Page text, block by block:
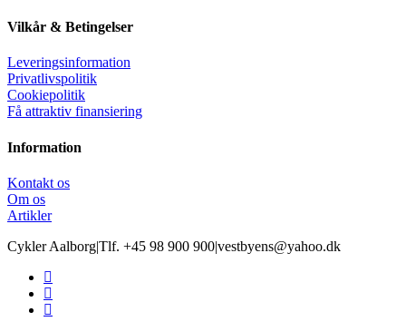
Vilkår & Betingelser
Leveringsinformation
Privatlivspolitik
Cookiepolitik
Få attraktiv finansiering
Information
Kontakt os
Om os
Artikler
Cykler Aalborg|Tlf. +45 98 900 900|vestbyens@yahoo.dk